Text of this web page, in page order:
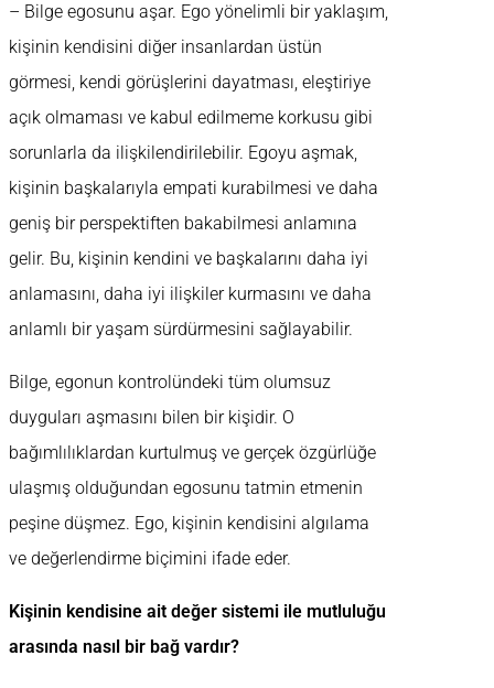
– Bilge egosunu aşar. Ego yönelimli bir yaklaşım,
kişinin kendisini diğer insanlardan üstün
görmesi, kendi görüşlerini dayatması, eleştiriye
açık olmaması ve kabul edilmeme korkusu gibi
sorunlarla da ilişkilendirilebilir. Egoyu aşmak,
kişinin başkalarıyla empati kurabilmesi ve daha
geniş bir perspektiften bakabilmesi anlamına
gelir. Bu, kişinin kendini ve başkalarını daha iyi
anlamasını, daha iyi ilişkiler kurmasını ve daha
anlamlı bir yaşam sürdürmesini sağlayabilir.
Bilge, egonun kontrolündeki tüm olumsuz
duyguları aşmasını bilen bir kişidir. O
bağımlılıklardan kurtulmuş ve gerçek özgürlüğe
ulaşmış olduğundan egosunu tatmin etmenin
peşine düşmez. Ego, kişinin kendisini algılama
ve değerlendirme biçimini ifade eder.
Kişinin kendisine ait değer sistemi ile mutluluğu
arasında nasıl bir bağ vardır?